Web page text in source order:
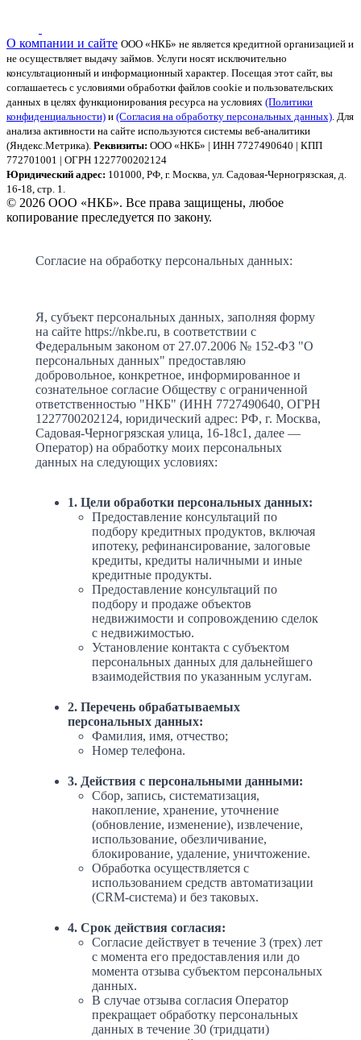
О компании и сайте ООО «НКБ» не является кредитной организацией и
не осуществляет выдачу займов. Услуги носят исключительно
консультационный и информационный характер. Посещая этот сайт, вы
соглашаетесь с условиями обработки файлов cookie и пользовательских
данных в целях функционирования ресурса на условиях (Политики
конфиденциальности) и (Согласия на обработку персональных данных) . Для
анализа активности на сайте используются системы веб-аналитики
(Яндекс.Метрика). Реквизиты: ООО «НКБ» | ИНН 7727490640 | КПП
772701001 | ОГРН 1227700202124
Юридический адрес: 101000, РФ, г. Москва, ул. Садовая-Черногрязская, д.
16-18, стр. 1.
© 2026 ООО «НКБ». Все права защищены, любое
копирование преследуется по закону.
Согласие на обработку персональных данных:
Я, субъект персональных данных, заполняя форму
на сайте https://nkbe.ru, в соответствии с
Федеральным законом от 27.07.2006 № 152-ФЗ "О
персональных данных" предоставляю
добровольное, конкретное, информированное и
сознательное согласие Обществу с ограниченной
ответственностью "НКБ" (ИНН 7727490640, ОГРН
1227700202124, юридический адрес: РФ, г. Москва,
Садовая-Черногрязская улица, 16-18с1, далее —
Оператор) на обработку моих персональных
данных на следующих условиях:
1. Цели обработки персональных данных:
Предоставление консультаций по
подбору кредитных продуктов, включая
ипотеку, рефинансирование, залоговые
кредиты, кредиты наличными и иные
кредитные продукты.
Предоставление консультаций по
подбору и продаже объектов
недвижимости и сопровождению сделок
с недвижимостью.
Установление контакта с субъектом
персональных данных для дальнейшего
взаимодействия по указанным услугам.
2. Перечень обрабатываемых
персональных данных:
Фамилия, имя, отчество;
Номер телефона.
3. Действия с персональными данными:
Сбор, запись, систематизация,
накопление, хранение, уточнение
(обновление, изменение), извлечение,
использование, обезличивание,
блокирование, удаление, уничтожение.
Обработка осуществляется с
использованием средств автоматизации
(CRM-система) и без таковых.
4. Срок действия согласия:
Согласие действует в течение 3 (трех) лет
с момента его предоставления или до
момента отзыва субъектом персональных
данных.
В случае отзыва согласия Оператор
прекращает обработку персональных
данных в течение 30 (тридцати)